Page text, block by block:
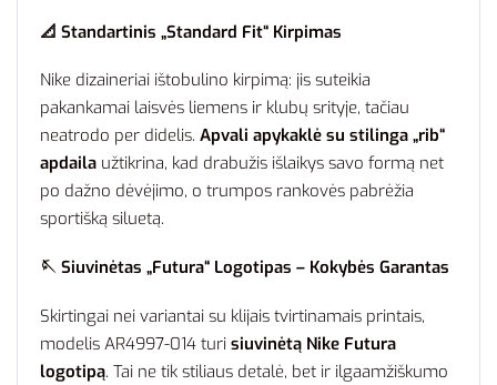
📐 Standartinis „Standard Fit“ Kirpimas
Nike dizaineriai ištobulino kirpimą: jis suteikia
pakankamai laisvės liemens ir klubų srityje, tačiau
neatrodo per didelis. Apvali apykaklė su stilinga „rib“
apdaila užtikrina, kad drabužis išlaikys savo formą net
po dažno dėvėjimo, o trumpos rankovės pabrėžia
sportišką siluetą.
🪡 Siuvinėtas „Futura“ Logotipas – Kokybės Garantas
Skirtingai nei variantai su klijais tvirtinamais printais,
modelis AR4997-014 turi siuvinėtą Nike Futura
logotipą. Tai ne tik stiliaus detalė, bet ir ilgaamžiškumo